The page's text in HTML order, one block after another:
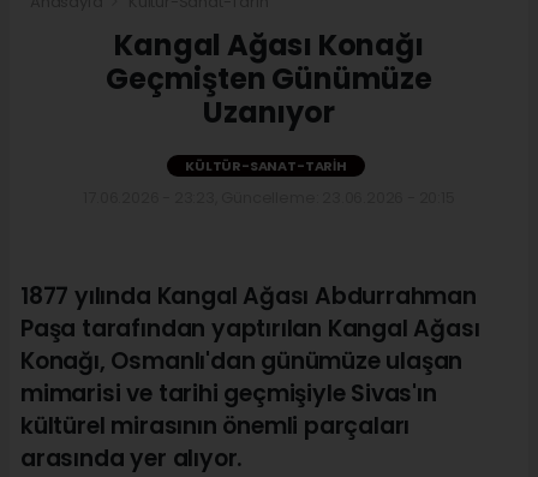
Kangal Ağası Konağı
Geçmişten Günümüze
Uzanıyor
KÜLTÜR-SANAT-TARIH
1877 yılında Kangal Ağası Abdurrahman
Paşa tarafından yaptırılan Kangal Ağası
Konağı, Osmanlı'dan günümüze ulaşan
mimarisi ve tarihi geçmişiyle Sivas'ın
kültürel mirasının önemli parçaları
arasında yer alıyor.